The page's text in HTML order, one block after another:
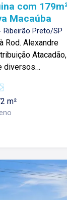
com
Macaúba
Ribeirão Preto/SP
Rod. Alexandre
Atacadão,
diversos
-Ideal para
Lago
m²